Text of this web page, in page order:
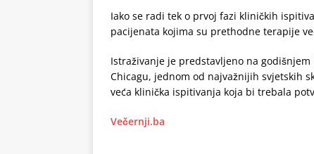
Iako se radi tek o prvoj fazi kliničkih
pacijenata kojima su prethodne terapije
Istraživanje je predstavljeno na
Chicagu, jednom od najvažnijih svjetskih
veća klinička ispitivanja koja bi trebala
Večernji.ba